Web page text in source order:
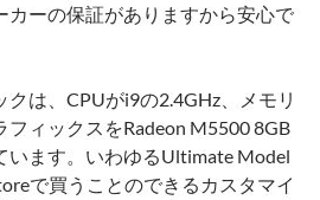
カーの保証がありますから安心で
は、CPUがi9の2.4GHz、メモリ
フィックスをRadeon M5500 8GB
います。いわゆるUltimate Model
で買うことのできるカスタマイ